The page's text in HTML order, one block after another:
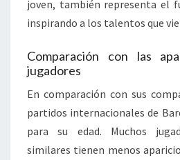
joven, también representa el
inspirando a los talentos que
Comparación con las
jugadores
En comparación con sus
partidos internacionales de
para su edad. Muchos
similares tienen menos